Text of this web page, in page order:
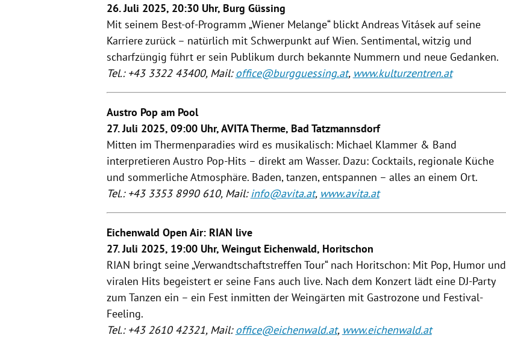
26. Juli 2025, 20:30 Uhr, Burg Güssing
Mit seinem Best-of-Programm „Wiener Melange“ blickt Andreas Vitásek auf seine
Karriere zurück – natürlich mit Schwerpunkt auf Wien. Sentimental, witzig und
scharfzüngig führt er sein Publikum durch bekannte Nummern und neue Gedanken.
Tel.: +43 3322 43400, Mail:office@burgguessing.at, www.kulturzentren.at
Austro Pop am Pool
27. Juli 2025, 09:00 Uhr, AVITA Therme, Bad Tatzmannsdorf
Mitten im Thermenparadies wird es musikalisch: Michael Klammer & Band
interpretieren Austro Pop-Hits – direkt am Wasser. Dazu: Cocktails, regionale Küche
und sommerliche Atmosphäre. Baden, tanzen, entspannen – alles an einem Ort.
Tel.: +43 3353 8990 610, Mail:info@avita.at, www.avita.at
Eichenwald Open Air: RIAN live
27. Juli 2025, 19:00 Uhr, Weingut Eichenwald, Horitschon
RIAN bringt seine „Verwandtschaftstreffen Tour“ nach Horitschon: Mit Pop, Humor und
viralen Hits begeistert er seine Fans auch live. Nach dem Konzert lädt eine DJ-Party
zum Tanzen ein – ein Fest inmitten der Weingärten mit Gastrozone und Festival-
Feeling.
Tel.: +43 2610 42321, Mail:office@eichenwald.at, www.eichenwald.at